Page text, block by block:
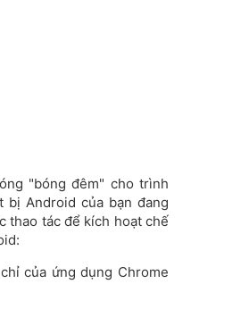
"bóng đêm" cho trình
Android của bạn đang
thao tác để kích hoạt chế
của ứng dụng Chrome